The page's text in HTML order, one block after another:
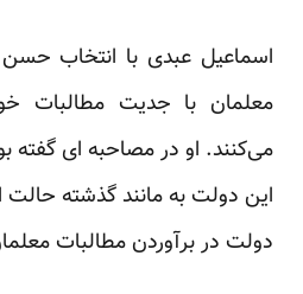
اسماعیل عبدی با انتخاب حسن
معلمان با جدیت مطالبات
می‌کنند. او درمصاحبه ای گفته
این دولت به مانند گذشته حالت
دولت در برآوردن مطالبات